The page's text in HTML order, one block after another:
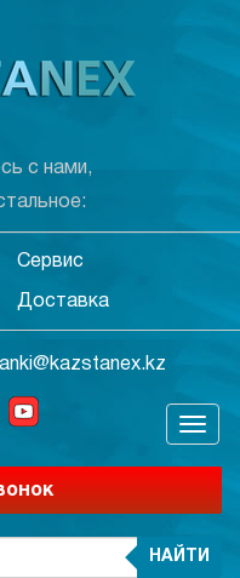
с нами,
Сервис
Доставка
НАЙТИ